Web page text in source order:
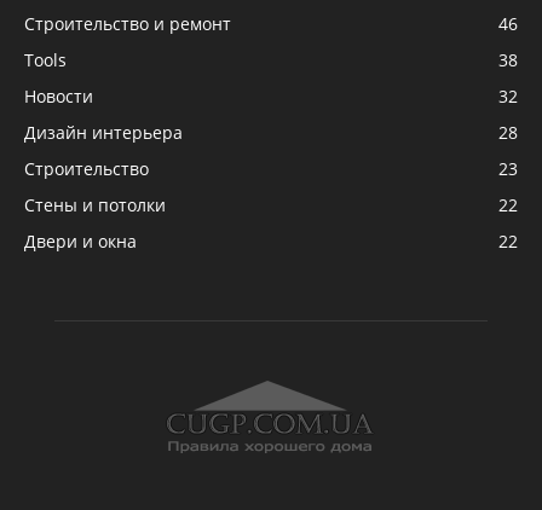
Строительство и ремонт
46
Tools
38
Новости
32
Дизайн интерьера
28
Строительство
23
Стены и потолки
22
Двери и окна
22